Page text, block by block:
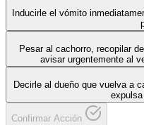
Inducirle el vómito
Pesar al cachorro, recopilar
avisar urgentemente al
Decirle al dueño que vuelva a
Confirmar Acción